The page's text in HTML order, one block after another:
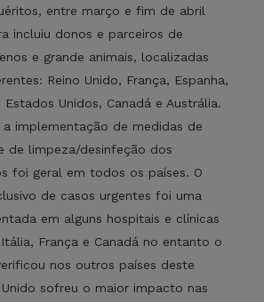
entre março e fim de abril
incluiu donos e parceiros de
e grande animais, localizadas
Reino Unido, França, Espanha,
Unidos, Canadá e Austrália.
implementação de medidas de
de limpeza/desinfeção dos
foi geral em todos os países. O
de casos urgentes foi uma
em alguns hospitais e clínicas
França e Canadá no entanto o
nos outros países deste
sofreu o maior impacto nas